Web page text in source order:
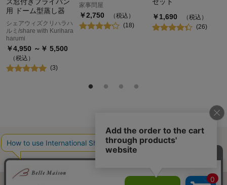
用 ドーム型蒸し器
シェアウィズクリハラハ
ルミ/share with Kurihara
harumi
￥4,950 ～￥ 5,500
（税込）
(3)
家事問屋
￥2,750
（税込）
(18)
￥1,690
（税込）
(26)
最近チェックした商品